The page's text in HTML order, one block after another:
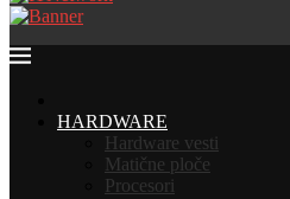
HARDWARE
Hardware vesti
Matične ploče
Procesori